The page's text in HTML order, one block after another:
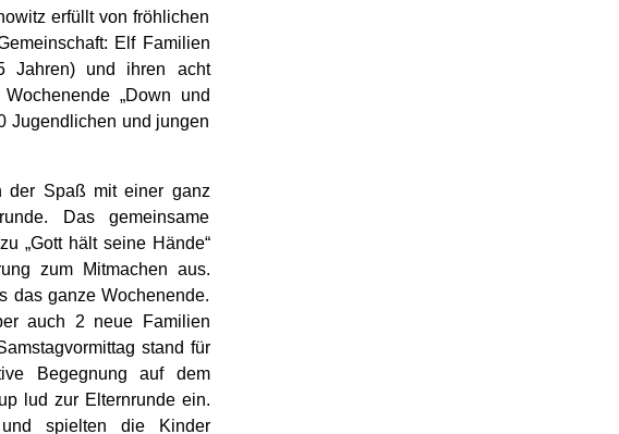
erfüllt von fröhlichen
Elf Familien
Jahren) und ihren acht
„Down und
Jugendlichen und jungen
der Spaß mit einer ganz
Das gemeinsame
„Gott hält seine Hände“
zum Mitmachen aus.
das ganze Wochenende.
auch 2 neue Familien
stand für
Begegnung auf dem
lud zur Elternrunde ein.
und spielten die Kinder